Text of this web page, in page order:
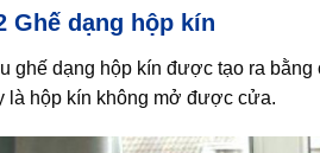
Ghế dạng hộp kín
ghế dạng hộp kín được tạo ra
là hộp kín không mở được cửa.